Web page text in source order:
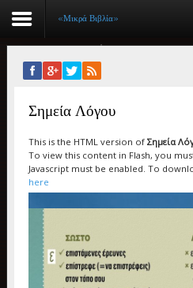
Αρχική
Βιογραφικό
Συγγραφικό έργο
Εργασίες
Ιστορίες Επιτυχίας
Επιτυχόντες
Διακρίσεις
«Μικρά Βιβλία»
Σημεία Λόγου
This is the HTML version of Σημεία
To view this content in Flash, you
Javascript must be enabled. To
here